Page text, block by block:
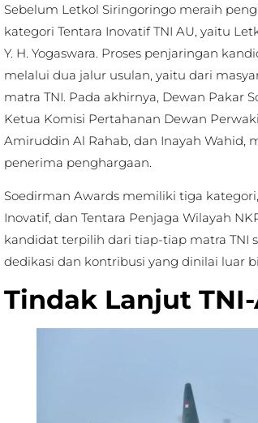
Sebelum Letkol Siringoringo meraih
kategori Tentara Inovatif TNI AU, yaitu
Y. H. Yogaswara. Proses penjaringan
melalui dua jalur usulan, yaitu dari
matra TNI. Pada akhirnya, Dewan Pakar
Ketua Komisi Pertahanan Dewan
Amiruddin Al Rahab, dan Inayah Wahid,
penerima penghargaan.
Soedirman Awards memiliki tiga
Inovatif, dan Tentara Penjaga Wilayah
kandidat terpilih dari tiap-tiap matra TNI
dedikasi dan kontribusi yang dinilai luar
Tindak Lanjut TNI-